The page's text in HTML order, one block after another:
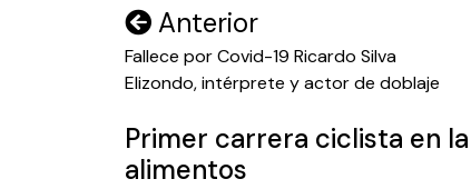
Navegación
de
entradas
Anterior
Fallece por Covid-19 Ricardo Silva
Elizondo, intérprete y actor de doblaje
Primer carrera ciclista en
alimentos